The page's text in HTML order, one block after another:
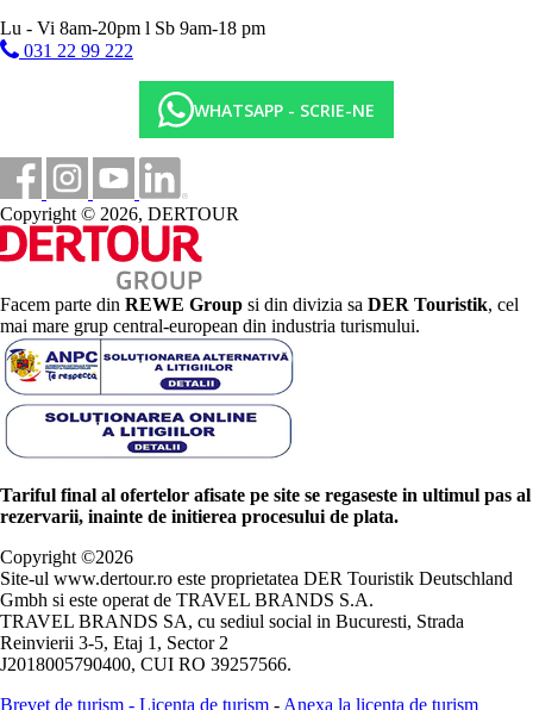
Lu - Vi 8am-20pm l Sb 9am-18 pm
031 22 99 222
WHATSAPP - SCRIE-NE
Copyright © 2026, DERTOUR
Facem parte din REWE Group si din divizia sa DER Touristik, cel
mai mare grup central-european din industria turismului.
Tariful final al ofertelor afisate pe site se regaseste in ultimul pas al
rezervarii, inainte de initierea procesului de plata.
Copyright ©2026
Site-ul www.dertour.ro este proprietatea DER Touristik Deutschland
Gmbh si este operat de TRAVEL BRANDS S.A.
TRAVEL BRANDS SA, cu sediul social in Bucuresti, Strada
Reinvierii 3-5, Etaj 1, Sector 2
J2018005790400, CUI RO 39257566.
Brevet de turism - Licenta de turism - Anexa la licenta de turism